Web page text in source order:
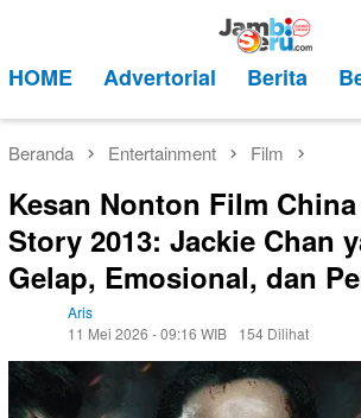
kontenMobile
HOME Advertorial Berita
Beranda Entertainment Film
Kesan Nonton Film
Story 2013: Jackie Chan
Gelap, Emosional, dan
Aris
11 Mei 2026 - 09:16 WIB
154 Dilihat